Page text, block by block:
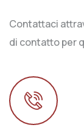
Contattaci
di contatto per